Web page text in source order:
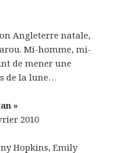
Angleterre natale,
Mi-homme, mi-
de mener une
de la lune…
»
2010
Hopkins, Emily